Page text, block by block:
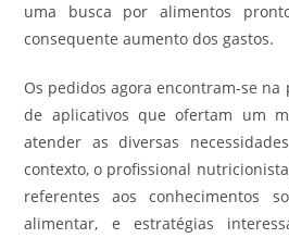
uma busca por alimentos
consequente aumento dos gastos.
Os pedidos agora encontram-se
de aplicativos que ofertam um
atender as diversas
contexto, o profissional
referentes aos conhecimentos
alimentar, e estratégias